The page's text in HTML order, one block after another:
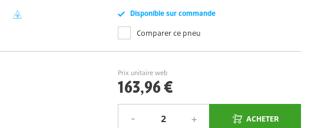
Disponible sur commande
Comparer ce pneu
Prix unitaire web
163,96 €
ACHETER